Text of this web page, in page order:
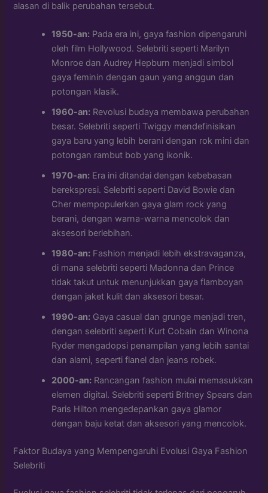
alasan di balik perubahan tersebut.
1950-an: Pada era ini, gaya fashion dipengaruhi
oleh film Hollywood. Selebriti seperti Marilyn
Monroe dan Audrey Hepburn menjadi simbol
gaya feminin dengan gaun yang anggun dan
potongan klasik.
1960-an: Revolusi budaya membawa perubahan
besar. Selebriti seperti Twiggy mendefinisikan
gaya baru yang lebih berani dengan rok mini dan
potongan rambut bob yang ikonik.
1970-an: Era ini ditandai dengan kebebasan
berekspresi. Selebriti seperti David Bowie dan
Cher mempopulerkan gaya glam rock yang
berani, dengan warna-warna mencolok dan
aksesori berlebihan.
1980-an: Fashion menjadi lebih ekstravaganza,
di mana selebriti seperti Madonna dan Prince
tidak takut untuk menunjukkan gaya flamboyan
dengan jaket kulit dan aksesori besar.
1990-an: Gaya casual dan grunge menjadi tren,
dengan selebriti seperti Kurt Cobain dan Winona
Ryder mengadopsi penampilan yang lebih santai
dan alami, seperti flanel dan jeans robek.
2000-an: Rancangan fashion mulai memasukkan
elemen digital. Selebriti seperti Britney Spears dan
Paris Hilton mengedepankan gaya glamor
dengan baju ketat dan aksesori yang mencolok.
Faktor Budaya yang Mempengaruhi Evolusi Gaya Fashion
Selebriti